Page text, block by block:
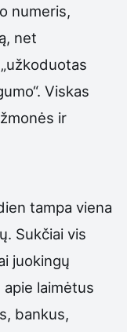
numeris,
net
Viskas
ir
tampa viena
Sukčiai vis
juokingų
laimėtus
bankus,